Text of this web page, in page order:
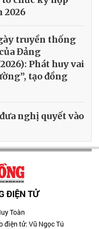
2026
truyền thống
Đảng
Phát huy vai
tạo đồng
nghị quyết vào
ĐIỆN TỬ
Toàn
điện tử: Vũ Ngọc Tú